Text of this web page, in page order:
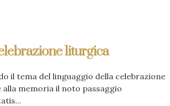
liturgica
il tema del linguaggio della celebrazione
memoria il noto passaggio